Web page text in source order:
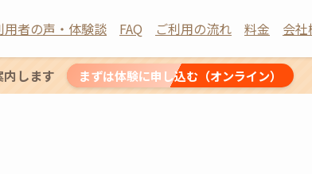
用者の声・体験談 FAQ ご利用の流れ 料金 会
します まずは体験に申し込む（オンライン）